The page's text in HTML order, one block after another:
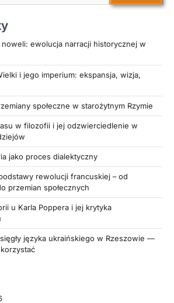
ewolucja narracji historycznej w
i jego imperium: ekspansja, wizja,
społeczne w starożytnym Rzymie
w filozofii i jej odzwierciedlenie w
jako proces dialektyczny
rewolucji francuskiej – od
przemian społecznych
u Karla Poppera i jej krytyka
języka ukraińskiego w Rzeszowie —